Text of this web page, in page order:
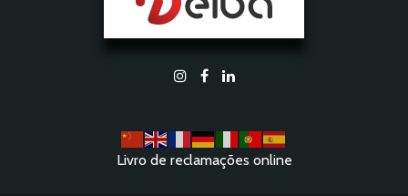
Livro de reclamações online